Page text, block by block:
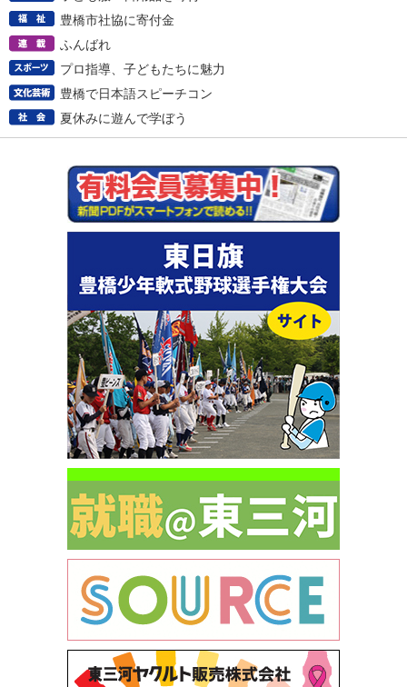
豊橋市社協に寄付金
ふんばれ
プロ指導、子どもたちに魅力
豊橋で日本語スピーチコン
夏休みに遊んで学ぼう